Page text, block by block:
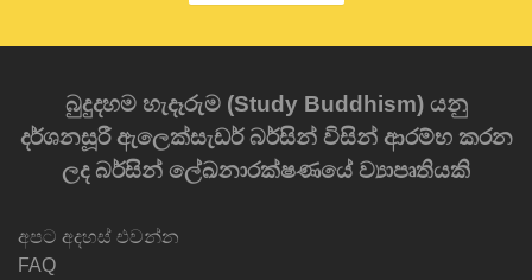
බුදුදහම හැදෑරුම (Study Buddhism) යනු
දර්ශනසූරී ඇලෙක්සැඩර් බර්සින් විසින් ආරම්භ කරන
ලද බර්සින් ලේඛනාරක්ෂණයේ ව්‍යාපෘතියකි
අපට අදහස් එවන්න
FAQ